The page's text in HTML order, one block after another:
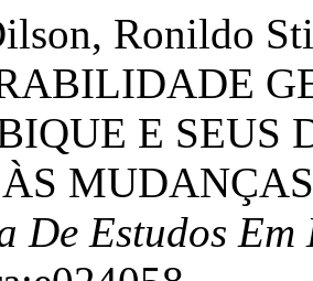
Ronildo
E SEUS
De Estudos Em